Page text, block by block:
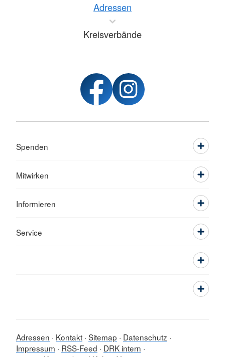
Adressen
Kreisverbände
Spenden
Mitwirken
Informieren
Service
Adressen Kontakt Sitemap
Datenschutz
Impressum
RSS-Feed
DRK intern